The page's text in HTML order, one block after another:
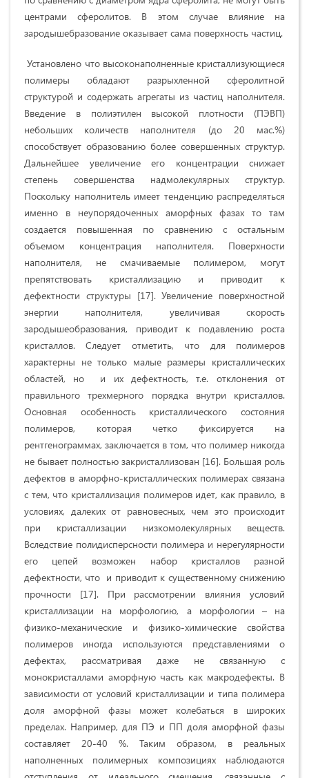
центрами сферолитов. В этом случае влияние на
зародышебразование оказывает сама поверхность частиц.
Установлено что высоконаполненные кристаллизующиеся
полимеры обладают разрыхленной сферолитной
структурой и содержать агрегаты из частиц наполнителя.
Введение в полиэтилен высокой плотности (ПЭВП)
небольших количеств наполнителя (до 20 мас.%)
способствует образованию более совершенных структур.
Дальнейшее увеличение его концентрации снижает
степень совершенства надмолекулярных структур.
Поскольку наполнитель имеет тенденцию распределяться
именно в неупорядоченных аморфных фазах то там
создается повышенная по сравнению с остальным
объемом концентрация наполнителя. Поверхности
наполнителя, не смачиваемые полимером, могут
препятствовать кристаллизацию и приводит к
дефектности структуры [17]. Увеличение поверхностной
энергии наполнителя, увеличивая скорость
зародышеобразования, приводит к подавлению роста
кристаллов. Следует отметить, что для полимеров
характерны не только малые размеры кристаллических
областей, но и их дефектность, т.е. отклонения от
правильного трехмерного порядка внутри кристаллов.
Основная особенность кристаллического состояния
полимеров, которая четко фиксируется на
рентгенограммах, заключается в том, что полимер никогда
не бывает полностью закристаллизован [16]. Большая роль
дефектов в аморфно-кристаллических полимерах связана
с тем, что кристаллизация полимеров идет, как правило, в
условиях, далеких от равновесных, чем это происходит
при кристаллизации низкомолекулярных веществ.
Вследствие полидисперсности полимера и нерегулярности
его цепей возможен набор кристаллов разной
дефектности, что и приводит к существенному снижению
прочности [17]. При рассмотрении влияния условий
кристаллизации на морфологию, а морфологии – на
физико-механические и физико-химические свойства
полимеров иногда используются представлениями о
дефектах, рассматривая даже не связанную с
монокристаллами аморфную часть как макродефекты. В
зависимости от условий кристаллизации и типа полимера
доля аморфной фазы может колебаться в широких
пределах. Например, для ПЭ и ПП доля аморфной фазы
составляет 20-40 %. Таким образом, в реальных
наполненных полимерных композициях наблюдаются